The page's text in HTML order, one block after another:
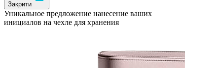
Закрити
Уникальное предложение нанесение ваших
инициалов на чехле для хранения